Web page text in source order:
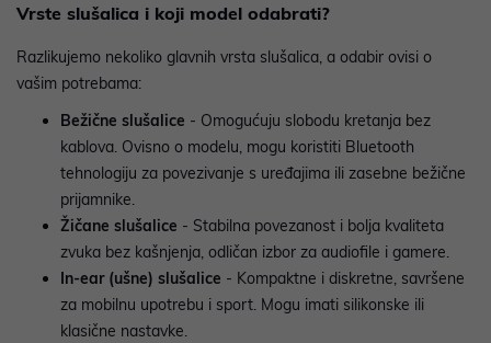
Vrste slušalica i koji model odabrati?
Razlikujemo nekoliko glavnih vrsta slušalica, a odabir ovisi o
vašim potrebama:
Bežične slušalice - Omogućuju slobodu kretanja bez
kablova. Ovisno o modelu, mogu koristiti Bluetooth
tehnologiju za povezivanje s uređajima ili zasebne bežične
prijamnike.
Žičane slušalice - Stabilna povezanost i bolja kvaliteta
zvuka bez kašnjenja, odličan izbor za audiofile i gamere.
In-ear (ušne) slušalice - Kompaktne i diskretne, savršene
za mobilnu upotrebu i sport. Mogu imati silikonske ili
klasične nastavke.